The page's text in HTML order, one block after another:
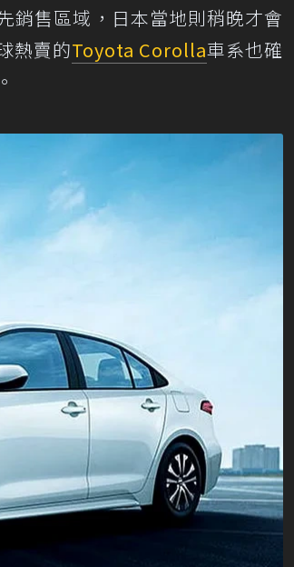
銷售區域，日本當地則稍晚才會
熱賣的Toyota Corolla車系也確